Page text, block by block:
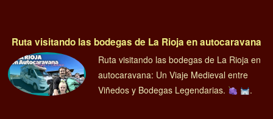
Ruta visitando las bodegas de La Rioja en autocaravana
Ruta visitando las bodegas de La Rioja en
autocaravana: Un Viaje Medieval entre
Viñedos y Bodegas Legendarias.
.